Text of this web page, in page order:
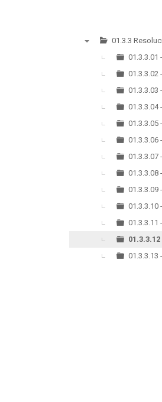
01.3.3
01.3.3.01
01.3.3.02
01.3.3.03
01.3.3.04
01.3.3.05
01.3.3.06
01.3.3.07
01.3.3.08
01.3.3.09
01.3.3.10
01.3.3.11
01.3.3.13